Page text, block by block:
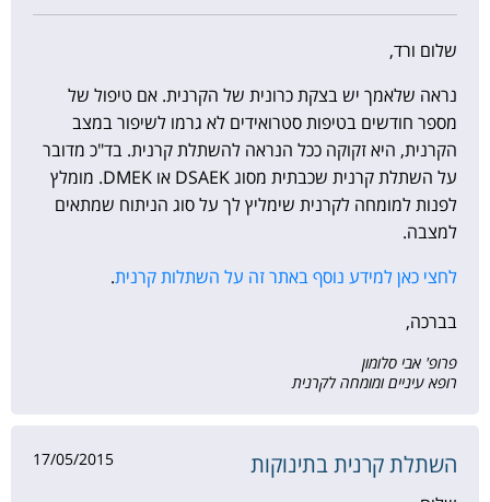
שלום ורד,
נראה שלאמך יש בצקת כרונית של הקרנית. אם טיפול של
מספר חודשים בטיפות סטרואידים לא גרמו לשיפור במצב
הקרנית, היא זקוקה ככל הנראה להשתלת קרנית. בד"כ מדובר
על השתלת קרנית שכבתית מסוג DSAEK או DMEK. מומלץ
לפנות למומחה לקרנית שימליץ לך על סוג הניתוח שמתאים
למצבה.
לחצי כאן למידע נוסף באתר זה על השתלות קרנית.
בברכה,
פרופ' אבי סלומון
רופא עיניים ומומחה לקרנית
השתלת קרנית בתינוקות 17/05/2015